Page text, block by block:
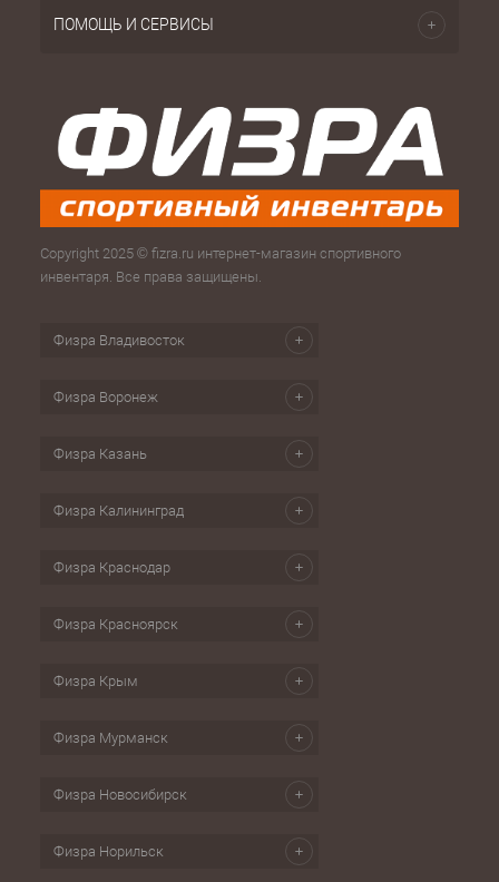
ПОМОЩЬ И СЕРВИСЫ
Copyright 2025 © fizra.ru интернет-магазин спортивного
инвентаря. Все права защищены.
Физра Владивосток
Физра Воронеж
Физра Казань
Физра Калининград
Физра Краснодар
Физра Красноярск
Физра Крым
Физра Мурманск
Физра Новосибирск
Физра Норильск